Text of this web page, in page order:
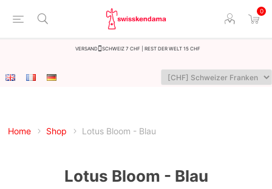
0
Versand Schweiz 7 CHF | Rest der Welt 15 CHF
Home Shop Lotus Bloom - Blau
Lotus Bloom - Blau